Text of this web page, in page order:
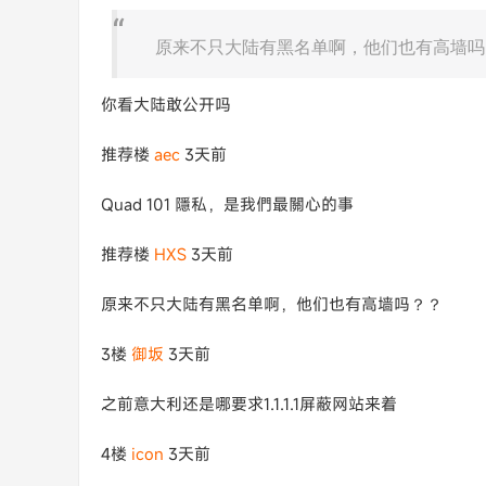
原来不只大陆有黑名单啊，他们也有高墙
你看大陆敢公开吗
推荐楼 aec 3天前
Quad 101 隱私，是我們最關心的事
推荐楼 HXS 3天前
原来不只大陆有黑名单啊，他们也有高墙吗？？
3楼 御坂 3天前
之前意大利还是哪要求1.1.1.1屏蔽网站来着
4楼 icon 3天前